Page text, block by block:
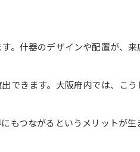
。什器のデザインや配置が、
できます。大阪府内では、こう
もつながるというメリットが生